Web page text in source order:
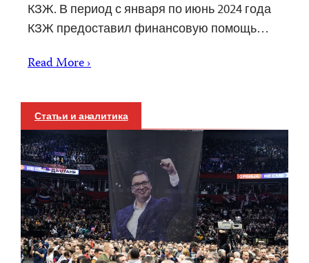
КЗЖ. В период с января по июнь 2024 года
КЗЖ предоставил финансовую помощь…
Read More ›
Статьи и аналитика